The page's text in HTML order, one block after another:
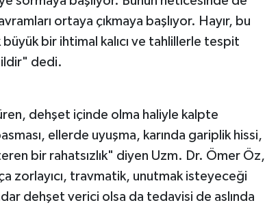
ortaya çıkmaya başlıyor. Hayır, bu
bir ihtimal kalıcı ve tahlillerle tespit
dedi.
dehşet içinde olma haliyle kalpte
ellerde uyuşma, karında gariplik hissi,
bir rahatsızlık" diyen Uzm. Dr. Ömer Öz,
zorlayıcı, travmatik, unutmak isteyeceği
dehşet verici olsa da tedavisi de aslında